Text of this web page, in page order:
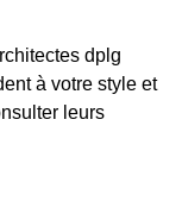
dplg
à votre style et
leurs